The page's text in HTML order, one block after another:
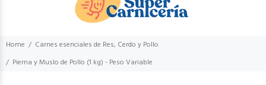
Home
Carnes esenciales de Res, Cerdo y Pollo
Pierna y Muslo de Pollo (1 kg) - Peso Variable